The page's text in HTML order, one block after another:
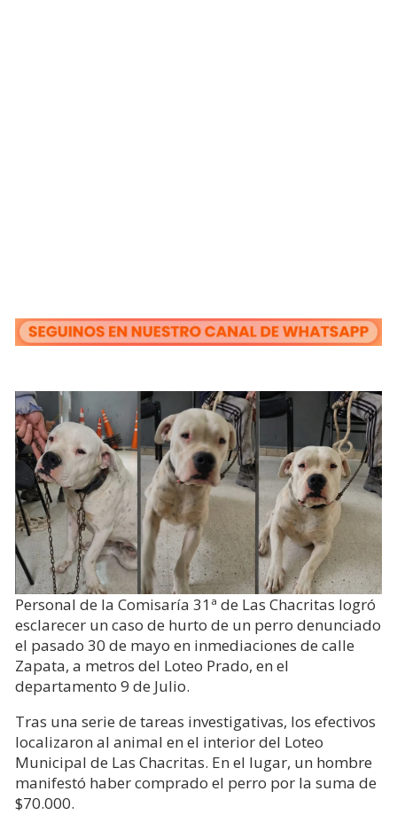
Personal de la Comisaría 31ª de Las Chacritas logró
esclarecer un caso de hurto de un perro denunciado
el pasado 30 de mayo en inmediaciones de calle
Zapata, a metros del Loteo Prado, en el
departamento 9 de Julio.
Tras una serie de tareas investigativas, los efectivos
localizaron al animal en el interior del Loteo
Municipal de Las Chacritas. En el lugar, un hombre
manifestó haber comprado el perro por la suma de
$70.000.